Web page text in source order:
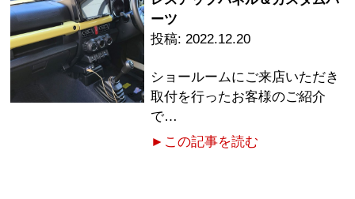
ーツ
2022.12.20
ショールームにご来店いただき
取付を行ったお客様のご紹介
で…
►この記事を読む